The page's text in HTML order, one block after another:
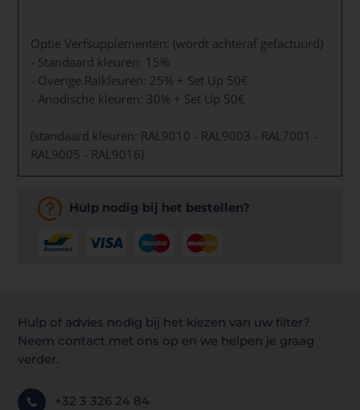
Optie Verfsupplementen: (wordt achteraf gefactuurd)
- Standaard kleuren: 15%
- Overige Ralkleuren: 25% + Set Up 50€
- Anodische kleuren: 30% + Set Up 50€
(standaard kleuren: RAL9010 - RAL9003 - RAL7001 -
RAL9005 - RAL9016)
Hulp nodig bij het bestellen?
Hulp of advies nodig bij het kiezen van uw filter?
Neem contact met ons op en we helpen je graag
verder.
+32 3 326 24 84